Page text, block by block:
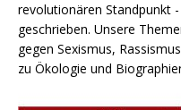
revolutionären Standpunkt
geschrieben. Unsere
gegen Sexismus,
zu Ökologie und